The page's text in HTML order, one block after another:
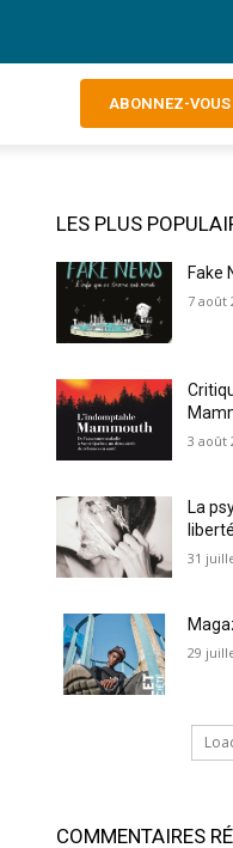
ABONNEZ-VOUS
LES PLUS
Fake
7 août
3 août
La
liberté
31
29
COMMENTAIRES